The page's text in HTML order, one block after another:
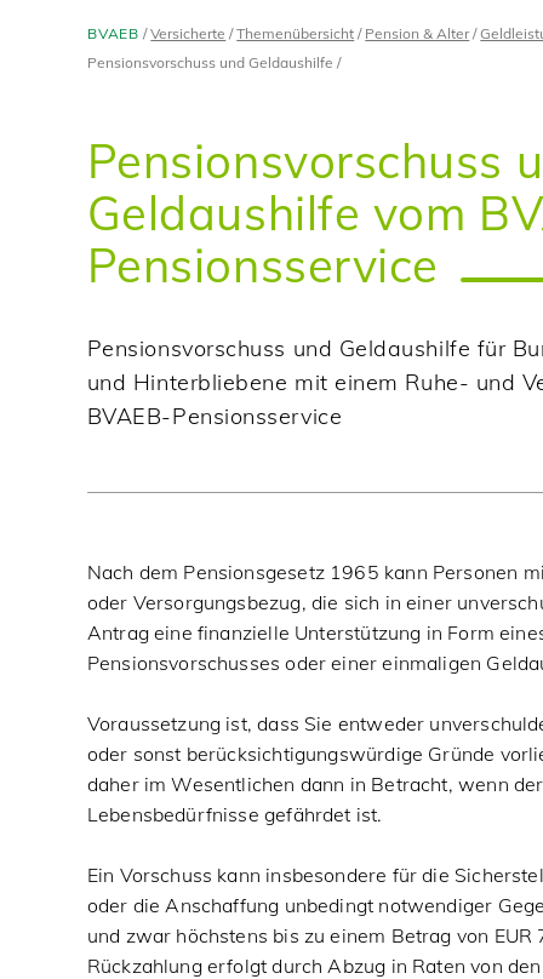
BVAEB Versicherte Themenübersicht Pension & Alter
Pensionsvorschuss und Geldaushilfe
Pensionsvorschuss
Geldaushilfe vom
Pensionsservice
Pensionsvorschuss und Geldaushilfe für
und Hinterbliebene mit einem Ruhe- und
BVAEB-Pensionsservice
Nach dem Pensionsgesetz 1965 kann Personen
oder Versorgungsbezug, die sich in einer
Antrag eine finanzielle Unterstützung in Form
Pensionsvorschusses oder einer einmaligen
Voraussetzung ist, dass Sie entweder
oder sonst berücksichtigungswürdige Gründe
daher im Wesentlichen dann in Betracht, wenn
Lebensbedürfnisse gefährdet ist.
Ein Vorschuss kann insbesondere für die
oder die Anschaffung unbedingt notwendiger
und zwar höchstens bis zu einem Betrag von
Rückzahlung erfolgt durch Abzug in Raten von